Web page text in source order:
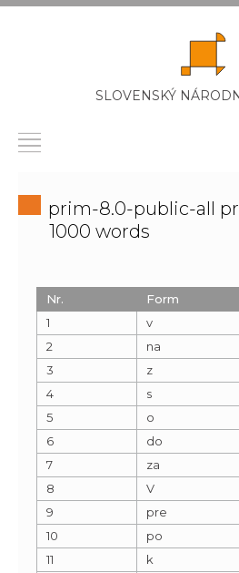
SLOVENSKÝ
prim-8.0-public-all
1000 words
Nr. Form
1
v
2
na
3
z
4
s
5
o
6
do
7
za
8
V
9
pre
10
po
11
k